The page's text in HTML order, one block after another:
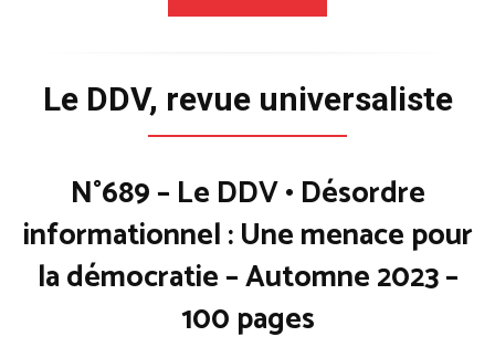
Le DDV, revue universaliste
N°689 – Le DDV • Désordre
informationnel : Une menace pour
la démocratie – Automne 2023 –
100 pages